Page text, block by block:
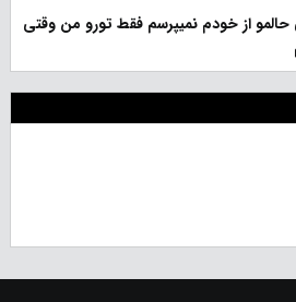
از خودم نمیپرسم فقط تورو من وقتی